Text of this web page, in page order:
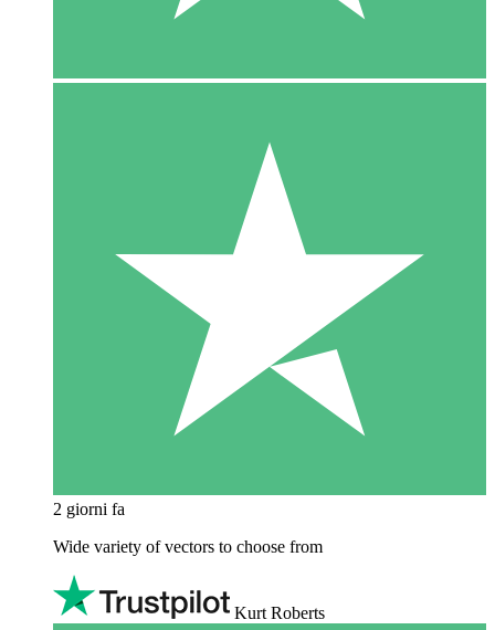
2 giorni fa
Wide variety of vectors to choose from
Kurt Roberts